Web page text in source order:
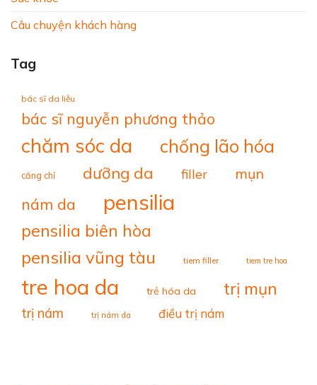
Câu chuyện khách hàng
Tag
bác sĩ da liễu
bác sĩ nguyễn phương thảo
chăm sóc da chống lão hóa
căng chỉ dưỡng da filler mụn
nám da pensilia
pensilia biên hòa
pensilia vũng tàu tiem filler tiem tre hoa
tre hoa da trẻ hóa da trị mụn
trị nám trị nám da điều trị nám